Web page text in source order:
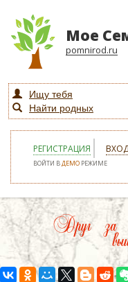
Мое
pomnirod.ru
Ищу тебя
Найти родных
РЕГИСТРАЦИЯ
ВОЙТИ ВДЕМО РЕЖИМЕ
Друг за